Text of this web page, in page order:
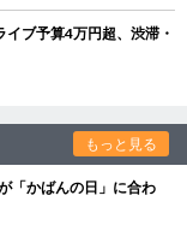
ブ予算4万円超、渋滞・
もっと見る
「かばんの日」に合わ